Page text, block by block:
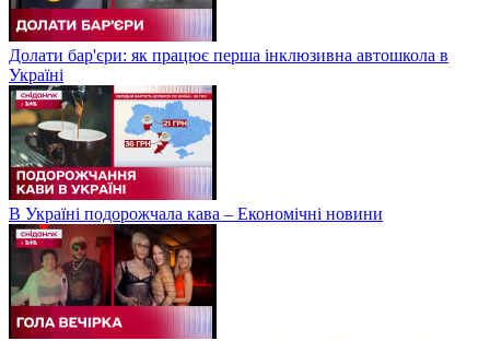
Долати бар'єри: як працює перша інклюзивна автошкола в
Україні
В Україні подорожчала кава – Економічні новини